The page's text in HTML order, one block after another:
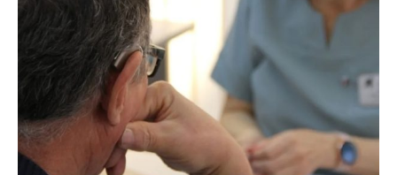
начинает
«стареть»
раньше,
чем
зрение.